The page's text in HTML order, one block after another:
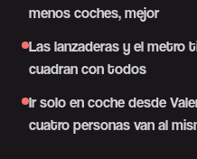
menos coches, mejor
Las lanzaderas y el metro
cuadran con todos
Ir solo en coche desde
cuatro personas van al